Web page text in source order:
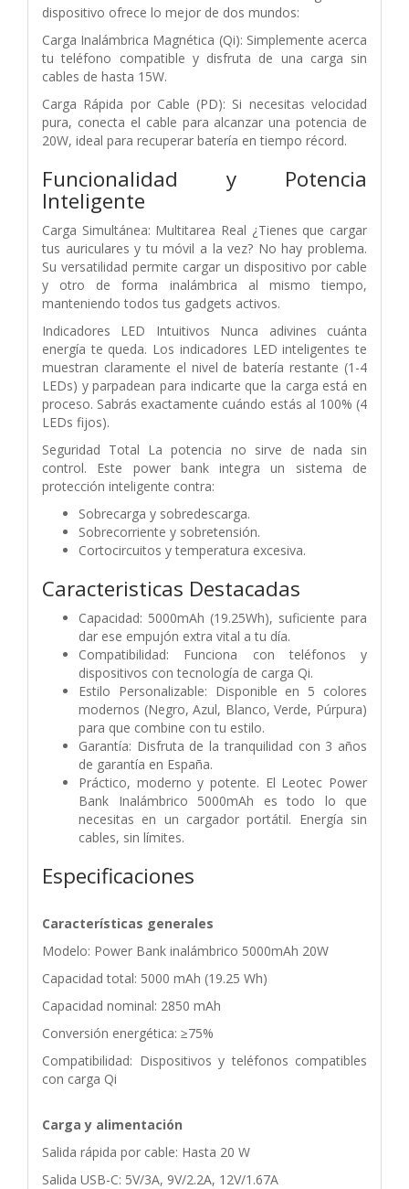
dispositivo ofrece lo mejor de dos mundos:
Carga Inalámbrica Magnética (Qi): Simplemente acerca
tu teléfono compatible y disfruta de una carga sin
cables de hasta 15W.
Carga Rápida por Cable (PD): Si necesitas velocidad
pura, conecta el cable para alcanzar una potencia de
20W, ideal para recuperar batería en tiempo récord.
Funcionalidad y Potencia
Inteligente
Carga Simultánea: Multitarea Real ¿Tienes que cargar
tus auriculares y tu móvil a la vez? No hay problema.
Su versatilidad permite cargar un dispositivo por cable
y otro de forma inalámbrica al mismo tiempo,
manteniendo todos tus gadgets activos.
Indicadores LED Intuitivos Nunca adivines cuánta
energía te queda. Los indicadores LED inteligentes te
muestran claramente el nivel de batería restante (1-4
LEDs) y parpadean para indicarte que la carga está en
proceso. Sabrás exactamente cuándo estás al 100% (4
LEDs fijos).
Seguridad Total La potencia no sirve de nada sin
control. Este power bank integra un sistema de
protección inteligente contra:
Sobrecarga y sobredescarga.
Sobrecorriente y sobretensión.
Cortocircuitos y temperatura excesiva.
Caracteristicas Destacadas
Capacidad: 5000mAh (19.25Wh), suficiente para
dar ese empujón extra vital a tu día.
Compatibilidad: Funciona con teléfonos y
dispositivos con tecnología de carga Qi.
Estilo Personalizable: Disponible en 5 colores
modernos (Negro, Azul, Blanco, Verde, Púrpura)
para que combine con tu estilo.
Garantía: Disfruta de la tranquilidad con 3 años
de garantía en España.
Práctico, moderno y potente. El Leotec Power
Bank Inalámbrico 5000mAh es todo lo que
necesitas en un cargador portátil. Energía sin
cables, sin límites.
Especificaciones
Características generales
Modelo: Power Bank inalámbrico 5000mAh 20W
Capacidad total: 5000 mAh (19.25 Wh)
Capacidad nominal: 2850 mAh
Conversión energética: ≥75%
Compatibilidad: Dispositivos y teléfonos compatibles
con carga Qi
Carga y alimentación
Salida rápida por cable: Hasta 20 W
Salida USB-C: 5V/3A, 9V/2.2A, 12V/1.67A